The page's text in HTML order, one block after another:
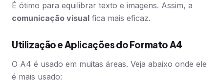
É ótimo para equilibrar texto e imagens. Assim, a
comunicação visual fica mais eficaz.
Utilização e Aplicações do Formato A4
O A4 é usado em muitas áreas. Veja abaixo onde ele
é mais usado: